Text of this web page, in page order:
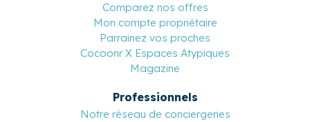
Comparez nos offres
Mon compte propriétaire
Parrainez vos proches
Cocoonr X Espaces Atypiques
Magazine
Professionnels
Notre réseau de conciergeries